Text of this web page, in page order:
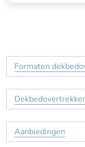
Formaten
Aanbiedingen